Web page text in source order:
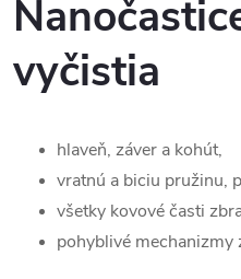
vyčistia
hlaveň, záver a kohút,
vratnú a biciu pružinu,
všetky kovové časti
pohyblivé mechanizmy